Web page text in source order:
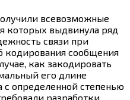
всевозможные
которых выдвинула ряд
связи при
кодирования сообщения
как закодировать
его длине
с определенной степенью
разработки